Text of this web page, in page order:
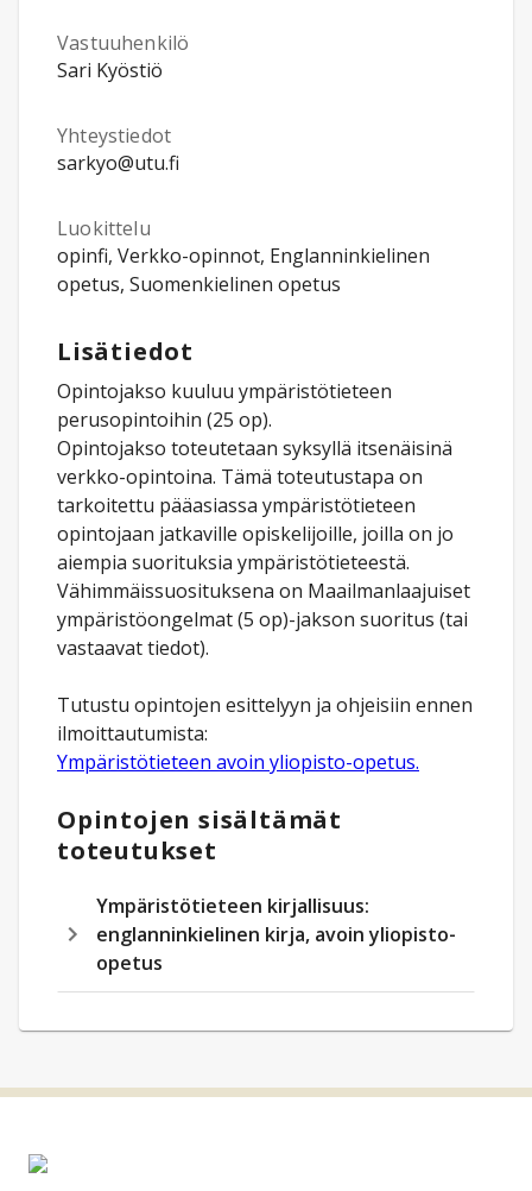
Vastuuhenkilö
Sari Kyöstiö
Yhteystiedot
sarkyo@utu.fi
Luokittelu
opinfi, Verkko-opinnot, Englanninkielinen
opetus, Suomenkielinen opetus
Lisätiedot
Opintojakso kuuluu ympäristötieteen
perusopintoihin (25 op).
Opintojakso toteutetaan syksyllä itsenäisinä
verkko-opintoina. Tämä toteutustapa on
tarkoitettu pääasiassa ympäristötieteen
opintojaan jatkaville opiskelijoille, joilla on jo
aiempia suorituksia ympäristötieteestä.
Vähimmäissuosituksena on Maailmanlaajuiset
ympäristöongelmat (5 op)-jakson suoritus (tai
vastaavat tiedot).
Tutustu opintojen esittelyyn ja ohjeisiin ennen
ilmoittautumista:
Ympäristötieteen avoin yliopisto-opetus.
Opintojen sisältämät
toteutukset
Ympäristötieteen kirjallisuus:
englanninkielinen kirja, avoin yliopisto-
opetus